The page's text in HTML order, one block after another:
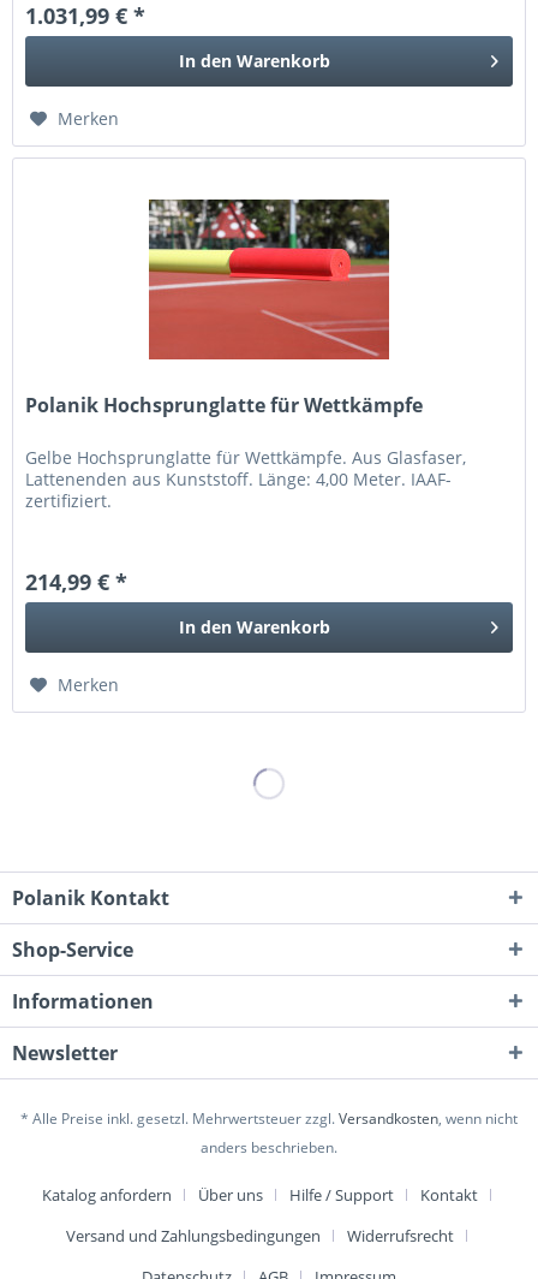
1.031,99 € *
In den Warenkorb
Merken
Polanik Hochsprunglatte für Wettkämpfe
Gelbe Hochsprunglatte für Wettkämpfe. Aus Glasfaser,
Lattenenden aus Kunststoff. Länge: 4,00 Meter. IAAF-
zertifiziert.
214,99 € *
In den Warenkorb
Merken
Polanik Kontakt
Shop-Service
Informationen
Newsletter
* Alle Preise inkl. gesetzl. Mehrwertsteuer zzgl.Versandkosten, wenn nicht
anders beschrieben.
Katalog anfordern Über uns Hilfe / Support
Kontakt
Versand und Zahlungsbedingungen
Widerrufsrecht